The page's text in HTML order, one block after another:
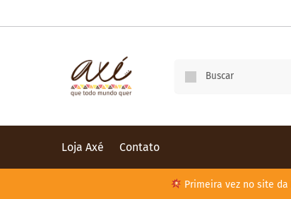
Loja Axé Contato
Primeira vez no site da